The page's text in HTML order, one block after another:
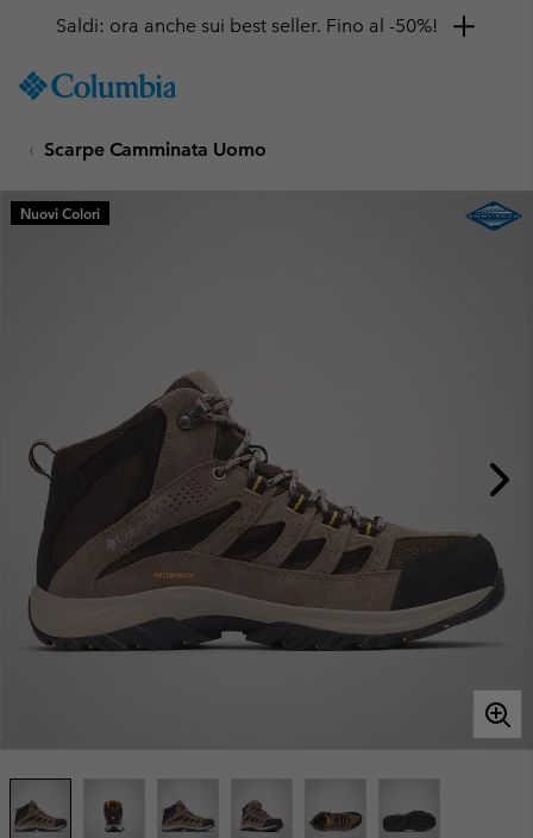
TO
SKIP
MAIN
NAV
Saldi: ora anche sui best seller. Fino al -50%!
Scarpe Camminata Uomo
Nuovi Colori